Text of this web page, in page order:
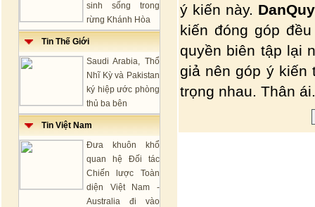
sinh sống trong
rừng Khánh Hòa
Tin Thế Giới
Saudi Arabia, Thổ
Nhĩ Kỳ và Pakistan
ký hiệp ước phòng
thủ ba bên
Tin Việt Nam
Đưa khuôn khổ
quan hệ Đối tác
Chiến lược Toàn
diện Việt Nam -
Australia đi vào
ý kiến này.
kiến đóng góp
quyền biên tập lại
giả nên góp ý kiến
trọng nhau. Thân